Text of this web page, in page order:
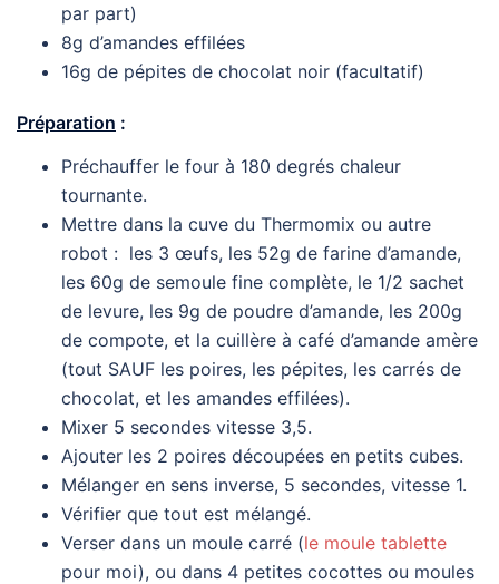
par part)
8g d’amandes effilées
16g de pépites de chocolat noir (facultatif)
Préparation :
Préchauffer le four à 180 degrés chaleur
tournante.
Mettre dans la cuve du Thermomix ou autre
robot : les 3 œufs, les 52g de farine d’amande,
les 60g de semoule fine complète, le 1/2 sachet
de levure, les 9g de poudre d’amande, les 200g
de compote, et la cuillère à café d’amande amère
(tout SAUF les poires, les pépites, les carrés de
chocolat, et les amandes effilées).
Mixer 5 secondes vitesse 3,5.
Ajouter les 2 poires découpées en petits cubes.
Mélanger en sens inverse, 5 secondes, vitesse 1.
Vérifier que tout est mélangé.
Verser dans un moule carré (le moule tablette
pour moi), ou dans 4 petites cocottes ou moules